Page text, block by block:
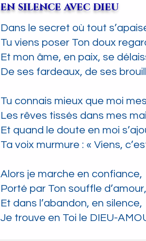
en silence avec dieu
Dans le secret où tout
Tu viens poser Ton doux
Et mon âme, en paix, se
De ses fardeaux, de ses
Tu connais mieux que moi
Les rêves tissés dans mes
Et quand le doute en moi
Ta voix murmure : « Viens,
Alors je marche en confiance,
Porté par Ton souffle d’amour,
Et dans l’abandon, en silence,
Je trouve en Toi le DIEU-